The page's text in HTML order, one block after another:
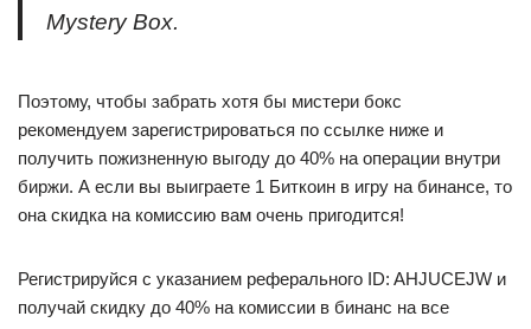
Mystery Box.
Поэтому, чтобы забрать хотя бы мистери бокс
рекомендуем зарегистрироваться по ссылке ниже и
получить пожизненную выгоду до 40% на операции внутри
биржи. А если вы выиграете 1 Биткоин в игру на бинансе, то
она скидка на комиссию вам очень пригодится!
Регистрируйся с указанием реферального ID: AHJUCEJW и
получай скидку до 40% на комиссии в бинанс на все